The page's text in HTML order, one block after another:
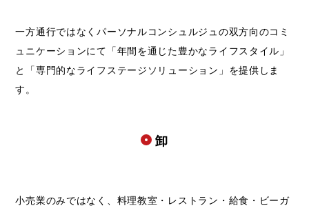
一方通行ではなくパーソナルコンシュルジュの双方向のコミ
ュニケーションにて「年間を通じた豊かなライフスタイル」
と「専門的なライフステージソリューション」を提供しま
す。
卸
小売業のみではなく、料理教室・レストラン・給食・ビーガ